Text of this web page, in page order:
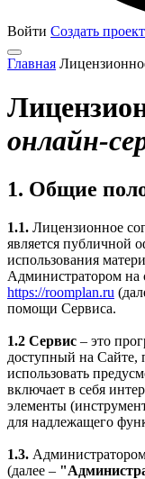
Войти Создать проект
Главная
онлайн-
1. Общие
1.1. Лицензионное
является публичной
использования
Администратором на
https://roomplan.ru
помощи Сервиса.
1.2 Сервис – это
доступный на Сайте,
использовать
включает в себя
элементы
для надлежащего
1.3.
(далее –